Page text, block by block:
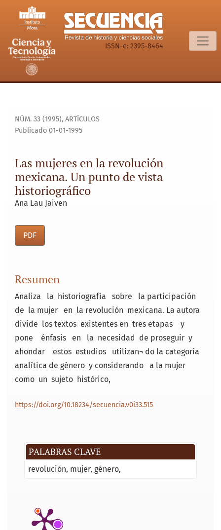
Las mujeres en la revolución mexicana. Un punto de vista
ISSN-e: 2395-8464
NÚM. 33 (1995), ARTÍCULOS
Las mujeres en la revolución
mexicana. Un punto de vista
historiográfico
Publicado 01-01-1995
Ana Lau Jaiven
PDF
PALABRAS CLAVE
revolución mujer género
Resumen
Analiza la historiografía sobre la participación
de la mujer en la revolución mexicana. La autora
divide los textos existentes en tres etapas y
pone énfasis en la necesidad de proseguir y
ahondar estos estudios utilizan¬ do la categoría
analítica de género y considerando a la mujer
como un sujeto histórico,
https://doi.org/10.18234/secuencia.v0i33.515